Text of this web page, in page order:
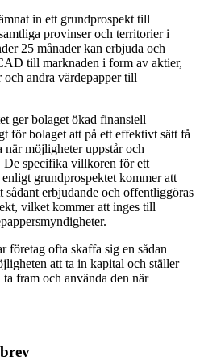
in ett grundprospekt till
provinser och territorier i
25 månader kan erbjuda och
till marknaden i form av aktier,
andra värdepapper till
ger bolaget ökad finansiell
för bolaget att på ett effektivt sätt få
möjligheter uppstår och
De specifika villkoren för ett
grundprospektet kommer att
erbjudande och offentliggöras
vilket kommer att inges till
företag ofta skaffa sig en sådan
att ta in kapital och ställer
fram och använda den när